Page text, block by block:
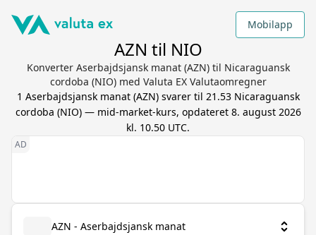
Mobilapp
AZN til NIO
Konverter Aserbajdsjansk manat (AZN) til Nicaraguansk
cordoba (NIO) med Valuta EX Valutaomregner
1 Aserbajdsjansk manat(AZN) svarer til 21.53 Nicaraguansk
cordoba (NIO) — mid-market-kurs, opdateret 8. august 2026
kl. 10.50 UTC.
AZN - Aserbajdsjansk manat